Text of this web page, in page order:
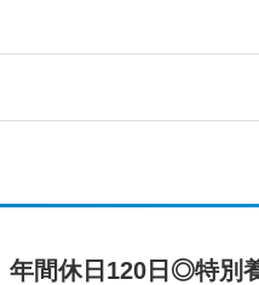
年間休日120日◎特別